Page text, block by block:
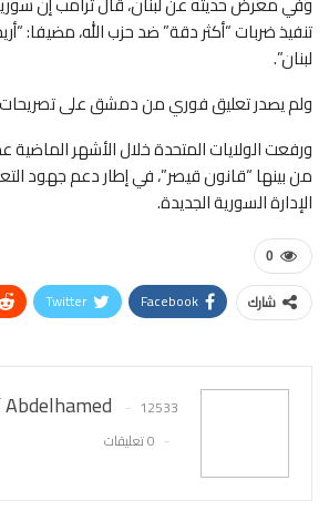
تنفيذ ضربات “أكثر دقة” ضد حزب الله، مضيفا:
لبنان”.
ولم يصدر تعليق فوري من دمشق على
ورفعت الولايات المتحدة خلال الأشهر
من بينها “قانون قيصر”، في إطار دعم جهود
الإدارة السورية الجديدة.
0
شارك Facebook
Twitter
12533 المشاركات
0 تعليقات